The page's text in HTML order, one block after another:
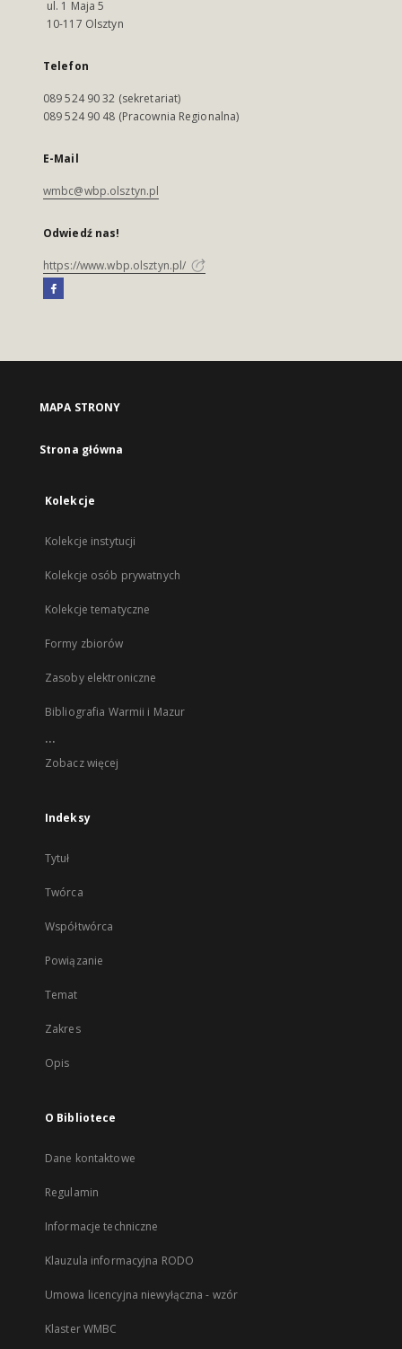
ul. 1 Maja 5
10-117 Olsztyn
Telefon
089 524 90 32 (sekretariat)
089 524 90 48 (Pracownia Regionalna)
E-Mail
wmbc@wbp.olsztyn.pl
Odwiedź nas!
https://www.wbp.olsztyn.pl/
MAPA STRONY
Strona główna
Kolekcje
Kolekcje instytucji
Kolekcje osób prywatnych
Kolekcje tematyczne
Formy zbiorów
Zasoby elektroniczne
Bibliografia Warmii i Mazur
...
Zobacz więcej
Indeksy
Tytuł
Twórca
Współtwórca
Powiązanie
Temat
Zakres
Opis
O Bibliotece
Dane kontaktowe
Regulamin
Informacje techniczne
Klauzula informacyjna RODO
Umowa licencyjna niewyłączna - wzór
Klaster WMBC